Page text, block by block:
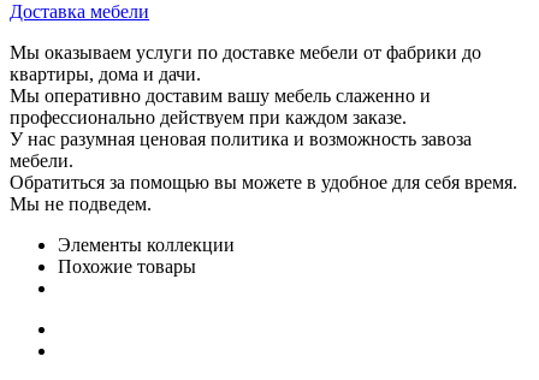
Доставка мебели
Мы оказываем услуги по доставке мебели от фабрики до
квартиры, дома и дачи.
Мы оперативно доставим вашу мебель слаженно и
профессионально действуем при каждом заказе.
У нас разумная ценовая политика и возможность завоза
мебели.
Обратиться за помощью вы можете в удобное для себя время.
Мы не подведем.
Элементы коллекции
Похожие товары